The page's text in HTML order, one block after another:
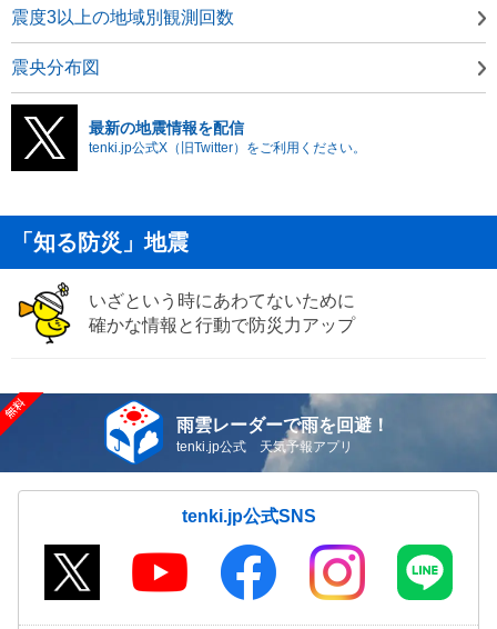
震度3以上の地域別観測回数
震央分布図
最新の地震情報を配信
tenki.jp公式X（旧Twitter）をご利用ください。
「知る防災」地震
いざという時にあわてないために
確かな情報と行動で防災力アップ
雨雲レーダーで雨を回避！
tenki.jp公式 天気予報アプリ
tenki.jp公式SNS